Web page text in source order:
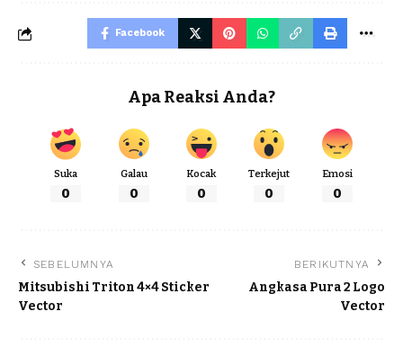
Facebook
Apa Reaksi Anda?
Suka
0
Galau
0
Kocak
0
Terkejut
0
Emosi
0
SEBELUMNYA
Mitsubishi Triton 4×4 Sticker
Vector
BERIKUTNYA
Angkasa Pura 2 Logo
Vector